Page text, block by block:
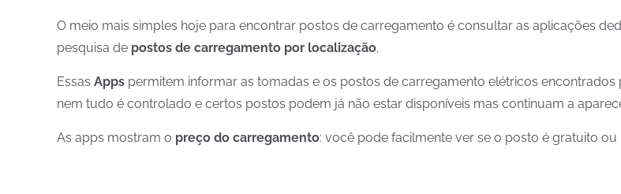
O meio mais simples hoje para encontrar postos de carregamento é consultar as aplicações
pesquisa de postos de carregamento por localização.
Essas Apps permitem informar as tomadas e os postos de carregamento elétricos
nem tudo é controlado e certos postos podem já não estar disponíveis mas continuam a
As apps mostram o preço do carregamento: você pode facilmente ver se o posto é gratuito ou